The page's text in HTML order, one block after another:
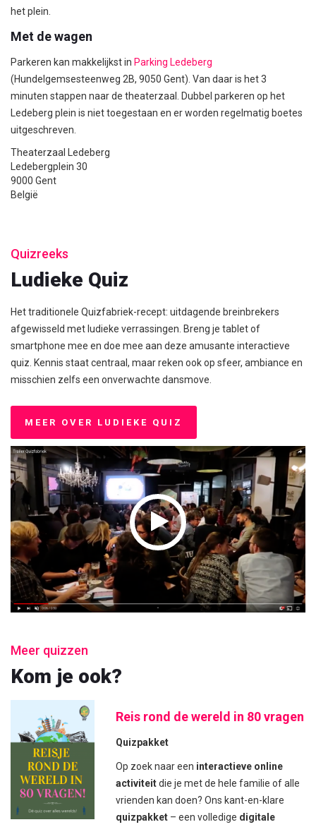
het plein.
Met de wagen
Parkeren kan makkelijkst in Parking Ledeberg
(Hundelgemsesteenweg 2B, 9050 Gent). Van daar is het 3
minuten stappen naar de theaterzaal. Dubbel parkeren op het
Ledeberg plein is niet toegestaan en er worden regelmatig boetes
uitgeschreven.
Theaterzaal Ledeberg
Ledebergplein 30
9000 Gent
België
Quizreeks
Ludieke Quiz
Het traditionele Quizfabriek-recept: uitdagende breinbrekers
afgewisseld met ludieke verrassingen. Breng je tablet of
smartphone mee en doe mee aan deze amusante interactieve
quiz. Kennis staat centraal, maar reken ook op sfeer, ambiance en
misschien zelfs een onverwachte dansmove.
MEER OVER LUDIEKE QUIZ
Meer quizzen
Kom je ook?
Reis rond de wereld in 80 vragen
Quizpakket
Op zoek naar een interactieve online
activiteitdie je met de hele familie of alle
vrienden kan doen? Ons kant-en-klare
quizpakket – een volledige digitale